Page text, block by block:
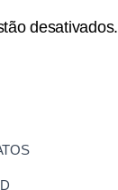
desativados.